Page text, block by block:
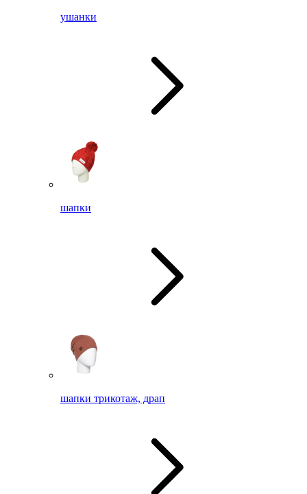
ушанки
шапки
шапки трикотаж, драп